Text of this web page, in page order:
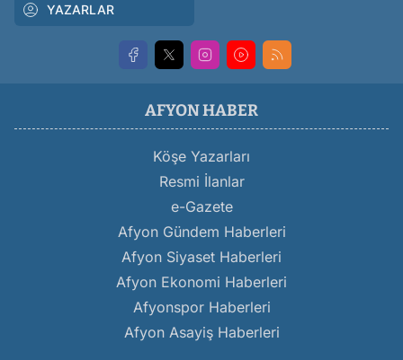
YAZARLAR
AFYON HABER
Köşe Yazarları
Resmi İlanlar
e-Gazete
Afyon Gündem Haberleri
Afyon Siyaset Haberleri
Afyon Ekonomi Haberleri
Afyonspor Haberleri
Afyon Asayiş Haberleri